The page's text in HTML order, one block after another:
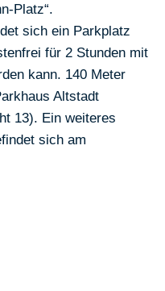
Platz“.
sich ein Parkplatz
für 2 Stunden mit
kann. 140 Meter
Altstadt
13). Ein weiteres
sich am